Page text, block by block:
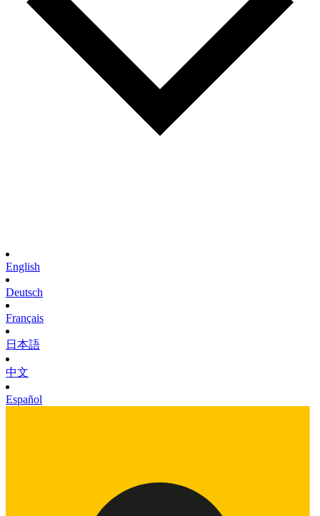
English
Deutsch
Français
日本語
中文
Español